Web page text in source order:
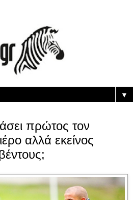
▼
πρώτος τον
αλλά εκείνος